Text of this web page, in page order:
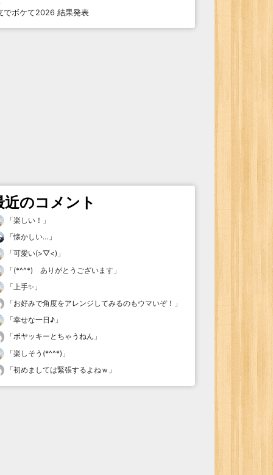
でボケて2026 結果発表
近のコメント
「楽しい！ 」
「懐かしい… 」
「可愛い(>▽<) 」
「(*^^*) ありがとうございます 」
「 上手✨ 」
「お好みで角度をアレンジしてみるのもウマいぞ！ 」
「幸せな一日♪ 」
「ボヤッキーとちゃうねん 」
「楽しそう(*^^*) 」
「初めましては緊張するよねｗ 」